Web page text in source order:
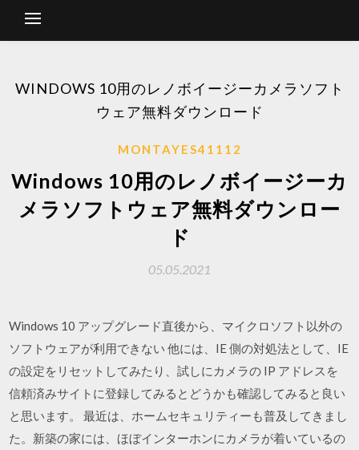
WINDOWS 10用のレノボイージーカメラソフト
ウェア無料ダウンロード
MONTAYES41112
Windows 10用のレノボイージーカ
メラソフトウェア無料ダウンロー
ド
05.05.2021
Windows 10 アップグレード直後から、マイクロソフト以外の
ソフトウェアが利用できない 他には、IE 側の対処法として、IE
の設定をリセットしてみたり、試しにカメラの IP アドレスを
信頼済みサイトに登録してみるとどうかも確認してみると良い
と思います。 最近は、ホームセキュリティーも普及してきまし
た。新築の家には、ほぼインターホンにカメラが着いているの